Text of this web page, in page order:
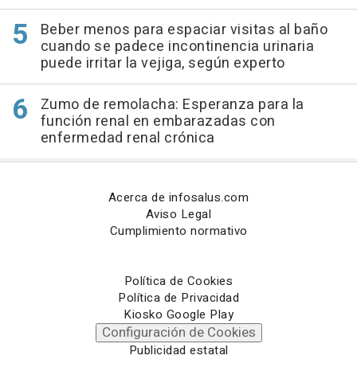
Beber menos para espaciar visitas al baño
cuando se padece incontinencia urinaria
puede irritar la vejiga, según experto
Zumo de remolacha: Esperanza para la
función renal en embarazadas con
enfermedad renal crónica
Acerca de infosalus.com
Aviso Legal
Cumplimiento normativo
Política de Cookies
Política de Privacidad
Kiosko Google Play
Configuración de Cookies
Publicidad estatal